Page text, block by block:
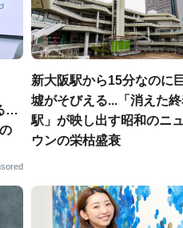
…
新大阪駅から15分なのに
墟がそびえる...「消えた
駅」が映し出す昭和のニ
ウンの栄枯盛衰